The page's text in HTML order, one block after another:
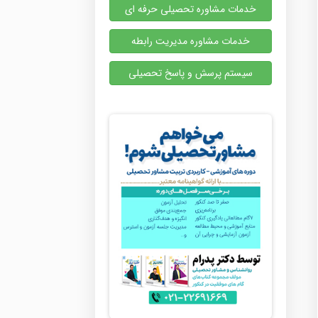
خدمات مشاوره تحصیلی حرفه ای
خدمات مشاوره مدیریت رابطه
سیستم پرسش و پاسخ تحصیلی